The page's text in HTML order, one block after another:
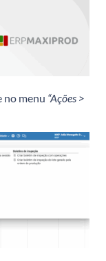
no menu “Ações >